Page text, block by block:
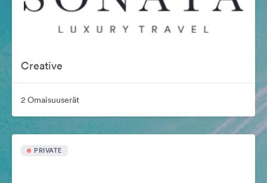
Creative
2 Omaisuuserät
PRIVATE